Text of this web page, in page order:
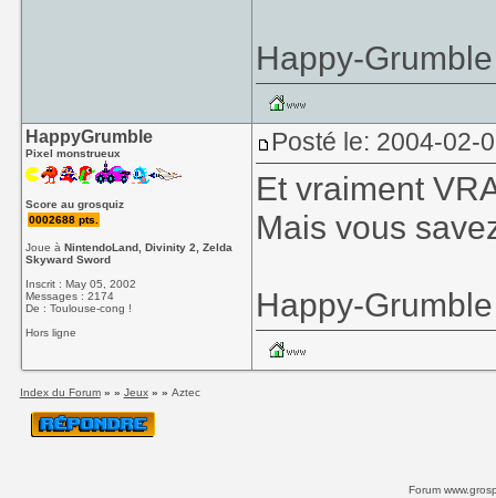
Happy-Grumble
HappyGrumble
Pixel monstrueux
Score au grosquiz
0002688 pts.
Joue àNintendoLand, Divinity 2, Zelda
Skyward Sword
Inscrit : May 05, 2002
Messages : 2174
De : Toulouse-cong !
Hors ligne
Posté le: 2004-02-
Et vraiment
Mais vous
Happy-Grumble
Index du Forum» » Jeux» » Aztec
Forum